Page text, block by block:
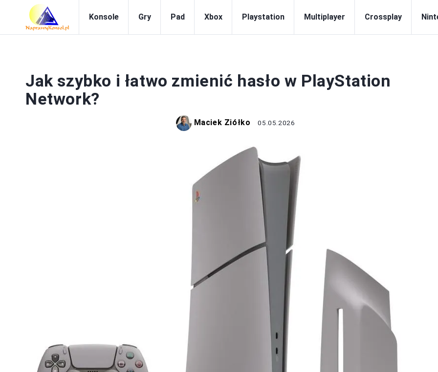
Konsole Gry Pad Xbox Playstation Multiplayer Crossplay
Jak szybko i łatwo zmienić hasło w PlayStation
Network?
Maciek Ziółko 05.05.2026